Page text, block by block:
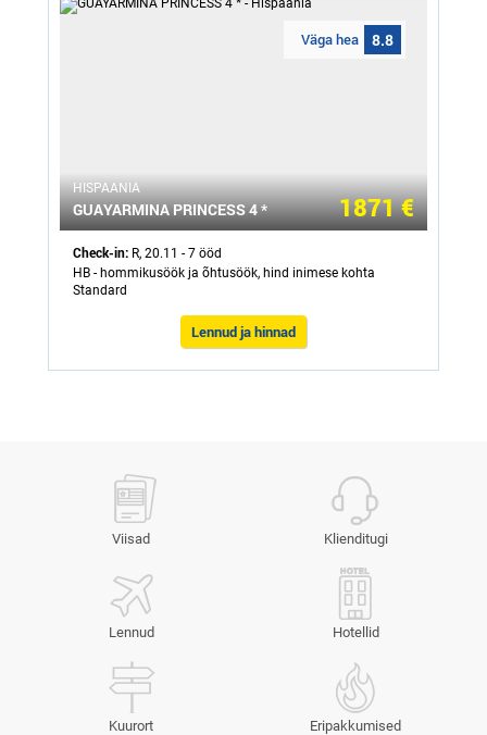
Väga hea 8.8
HISPAANIA
GUAYARMINA PRINCESS 4 * 1871 €
Check-in: R, 20.11 - 7 ööd
HB - hommikusöök ja õhtusöök, hind inimese kohta
Standard
Lennud ja hinnad
Viisad Klienditugi
Lennud Hotellid
Kuurort Eripakkumised